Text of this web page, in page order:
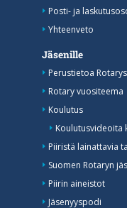
Posti- ja
Yhteenveto
Jäsenille
Perustietoa
Rotary vuositeema
Koulutus
Koulutusvideoita
Piiristä lainattavia
Suomen Rotaryn
Piirin aineistot
Jäsenyyspodi